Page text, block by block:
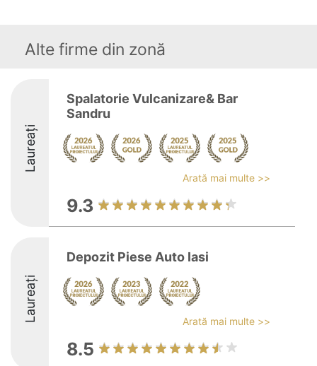
Alte firme din zonă
Laureați
Spalatorie Vulcanizare& Bar
Sandru
Arată mai multe >>
9.3
Laureați
Depozit Piese Auto Iasi
Arată mai multe >>
8.5